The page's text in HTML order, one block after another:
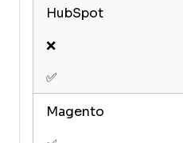
HubSpot
❌
✅
Magento